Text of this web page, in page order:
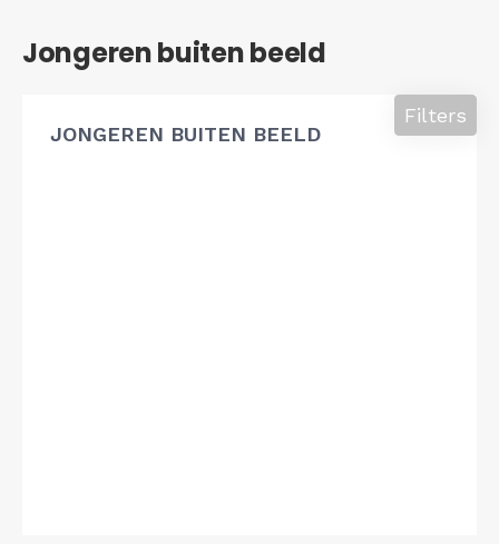
Jongeren buiten beeld
JONGEREN BUITEN BEELD
Filters